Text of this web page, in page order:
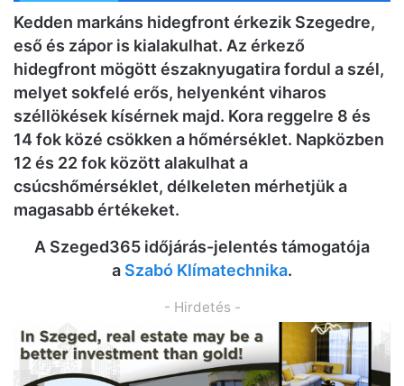
Kedden markáns hidegfront érkezik Szegedre,
eső és zápor is kialakulhat. Az érkező
hidegfront mögött északnyugatira fordul a szél,
melyet sokfelé erős, helyenként viharos
széllökések kísérnek majd. Kora reggelre 8 és
14 fok közé csökken a hőmérséklet. Napközben
12 és 22 fok között alakulhat a
csúcshőmérséklet, délkeleten mérhetjük a
magasabb értékeket.
A Szeged365 időjárás-jelentés támogatója
a Szabó Klímatechnika.
- Hirdetés -